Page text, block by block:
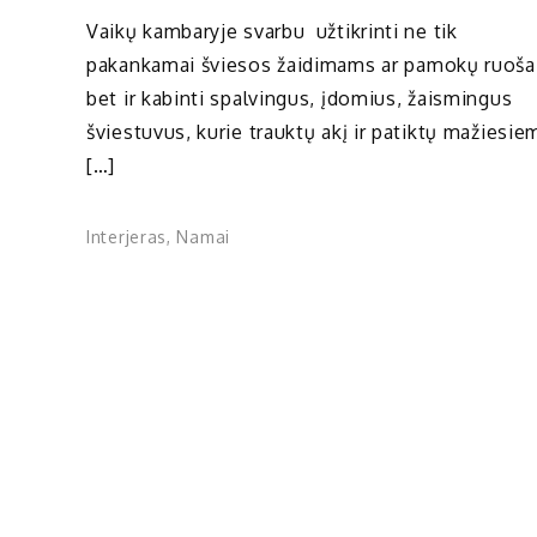
Vaikų kambaryje svarbu užtikrinti ne tik
pakankamai šviesos žaidimams ar pamokų
bet ir kabinti spalvingus, įdomius, žaismingus
šviestuvus, kurie trauktų akį ir patiktų
[…]
Interjeras, Namai